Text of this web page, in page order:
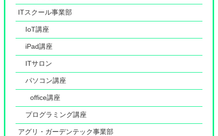
ITスクール事業部
IoT講座
iPad講座
ITサロン
パソコン講座
office講座
プログラミング講座
アグリ・ガーデンテック事業部